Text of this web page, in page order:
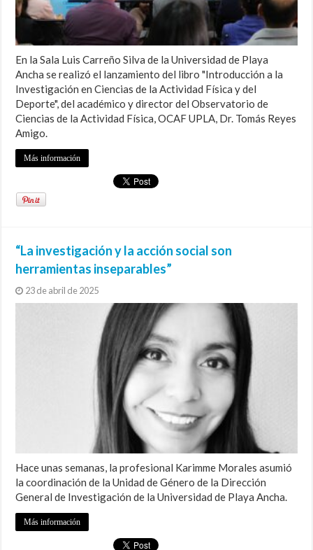
En la Sala Luis Carreño Silva de la Universidad de Playa
Ancha se realizó el lanzamiento del libro "Introducción a la
Investigación en Ciencias de la Actividad Física y del
Deporte", del académico y director del Observatorio de
Ciencias de la Actividad Física, OCAF UPLA, Dr. Tomás Reyes
Amigo.
Más información
“La investigación y la acción social son
herramientas inseparables”
23 de abril de 2025
Hace unas semanas, la profesional Karimme Morales asumió
la coordinación de la Unidad de Género de la Dirección
General de Investigación de la Universidad de Playa Ancha.
Más información